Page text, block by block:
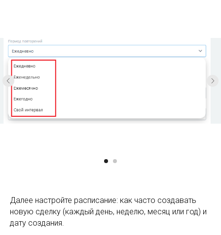
Далее настройте расписание: как часто создавать
новую сделку (каждый день, неделю, месяц или год) и
дату создания.